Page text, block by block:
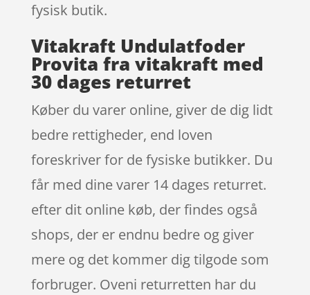
fysisk butik.
Vitakraft Undulatfoder
Provita fra vitakraft med
30 dages returret
Køber du varer online, giver de dig lidt
bedre rettigheder, end loven
foreskriver for de fysiske butikker. Du
får med dine varer 14 dages returret.
efter dit online køb, der findes også
shops, der er endnu bedre og giver
mere og det kommer dig tilgode som
forbruger. Oveni returretten har du